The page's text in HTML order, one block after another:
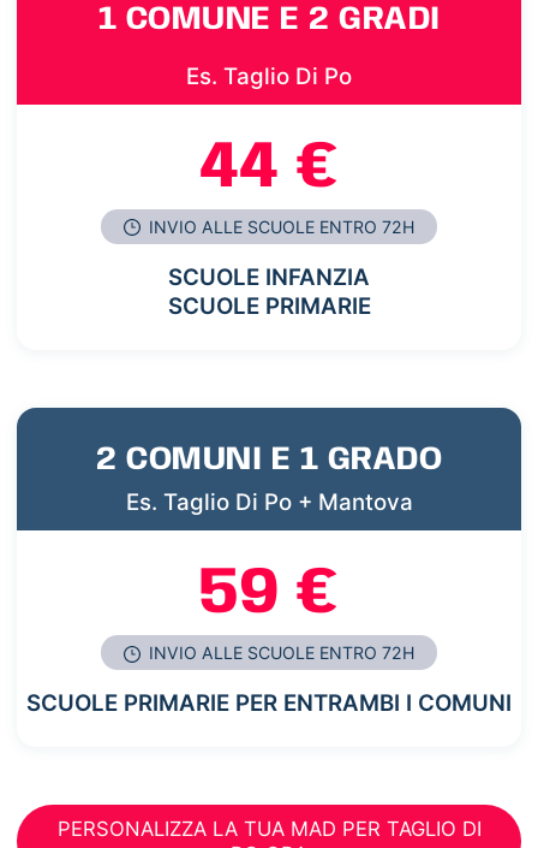
1 COMUNE E 2 GRADI
Es. Taglio Di Po
44 €
INVIO ALLE SCUOLE ENTRO 72H
SCUOLE INFANZIA
SCUOLE PRIMARIE
2 COMUNI E 1 GRADO
Es. Taglio Di Po + Mantova
59 €
INVIO ALLE SCUOLE ENTRO 72H
SCUOLE PRIMARIE PER ENTRAMBI I COMUNI
PERSONALIZZA LA TUA MAD PER TAGLIO DI